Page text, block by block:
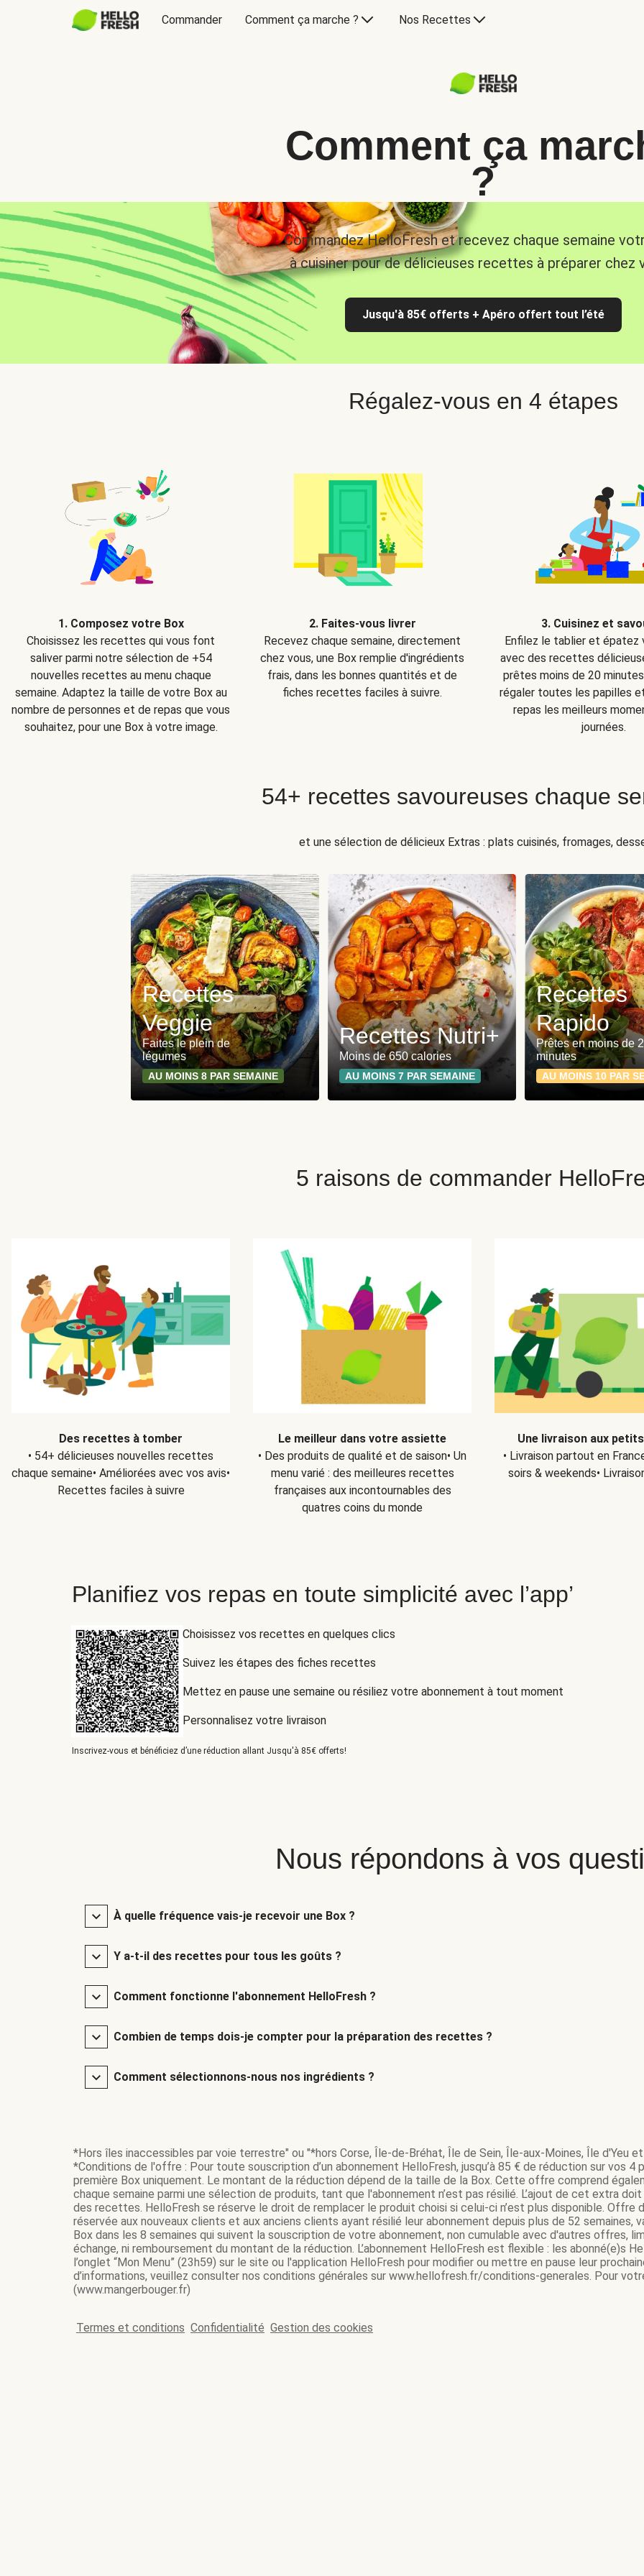
Commander Comment ça marche ? Nos Recettes
Comment ça
?
Commandez HelloFresh et recevez chaque semaine
à cuisiner pour de délicieuses recettes à préparer chez
Jusqu'à 85€ offerts + Apéro offert tout l’été
Régalez-vous en 4 étapes
1. Composez votre Box
Choisissez les recettes qui vous font
saliver parmi notre sélection de +54
nouvelles recettes au menu chaque
semaine. Adaptez la taille de votre Box au
nombre de personnes et de repas que vous
souhaitez, pour une Box à votre image.
2. Faites-vous livrer
Recevez chaque semaine, directement
chez vous, une Box remplie d'ingrédients
frais, dans les bonnes quantités et de
fiches recettes faciles à suivre.
3. Cuisinez et
Enfilez le tablier et épatez
avec des recettes
prêtes moins de 20
régaler toutes les papilles
repas les meilleurs
journées.
54+ recettes savoureuses chaque
et une sélection de délicieux Extras : plats cuisinés, fromages,
Recettes
Veggie
Faites le plein de
légumes
AU MOINS 8 PAR SEMAINE
Recettes Nutri+
Moins de 650 calories
AU MOINS 7 PAR SEMAINE
Recettes
Rapido
Prêtes en moins de
minutes
AU MOINS 10 PAR
5 raisons de commander
Des recettes à tomber
• 54+ délicieuses nouvelles recettes
chaque semaine• Améliorées avec vos avis•
Recettes faciles à suivre
Le meilleur dans votre assiette
• Des produits de qualité et de saison• Un
menu varié : des meilleures recettes
françaises aux incontournables des
quatres coins du monde
Une livraison aux
• Livraison partout en
soirs & weekends•
Planifiez vos repas en toute simplicité avec l’app’
Choisissez vos recettes en quelques clics
Suivez les étapes des fiches recettes
Mettez en pause une semaine ou résiliez votre abonnement à tout moment
Personnalisez votre livraison
Inscrivez-vous et bénéficiez d’une réduction allant Jusqu'à 85€ offerts!
Nous répondons à vos
À quelle fréquence vais-je recevoir une Box ?
Y a-t-il des recettes pour tous les goûts ?
Comment fonctionne l'abonnement HelloFresh ?
Combien de temps dois-je compter pour la préparation des recettes ?
Comment sélectionnons-nous nos ingrédients ?
*Hors îles inaccessibles par voie terrestre" ou "*hors Corse, Île-de-Bréhat, Île de Sein, Île-aux-Moines, Île d'Yeu
*Conditions de l'offre : Pour toute souscription d’un abonnement HelloFresh, jusqu’à 85 € de réduction sur vos
première Box uniquement. Le montant de la réduction dépend de la taille de la Box. Cette offre comprend
chaque semaine parmi une sélection de produits, tant que l'abonnement n’est pas résilié. L’ajout de cet extra
des recettes. HelloFresh se réserve le droit de remplacer le produit choisi si celui-ci n’est plus disponible.
réservée aux nouveaux clients et aux anciens clients ayant résilié leur abonnement depuis plus de 52 semaines,
Box dans les 8 semaines qui suivent la souscription de votre abonnement, non cumulable avec d'autres offres,
échange, ni remboursement du montant de la réduction. L’abonnement HelloFresh est flexible : les abonné(e)s
l’onglet “Mon Menu” (23h59) sur le site ou l'application HelloFresh pour modifier ou mettre en pause leur
d’informations, veuillez consulter nos conditions générales sur www.hellofresh.fr/conditions-generales. Pour
(www.mangerbouger.fr)
Termes et conditions Confidentialité Gestion des cookies